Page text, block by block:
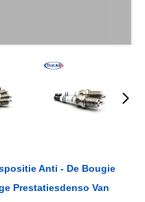
Anti - De Bougie
Prestatiesdenso Van